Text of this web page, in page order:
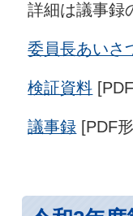
詳細は議事録
委員長あいさ
検証資料
議事録 [PDF